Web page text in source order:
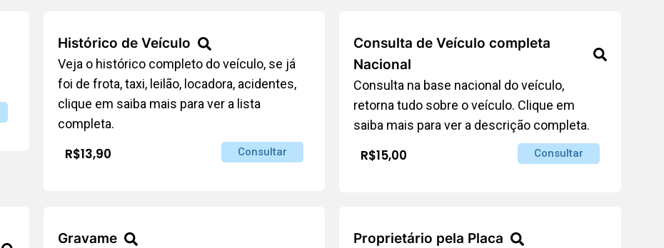
Histórico de Veículo
Veja o histórico completo do veículo, se já
foi de frota, taxi, leilão, locadora, acidentes,
clique em saiba mais para ver a lista
completa.
R$13,90 Consultar
Consulta de Veículo completa
Nacional
Consulta na base nacional do veículo,
retorna tudo sobre o veículo. Clique em
saiba mais para ver a descrição completa.
R$15,00 Consultar
Gravame Proprietário pela Placa